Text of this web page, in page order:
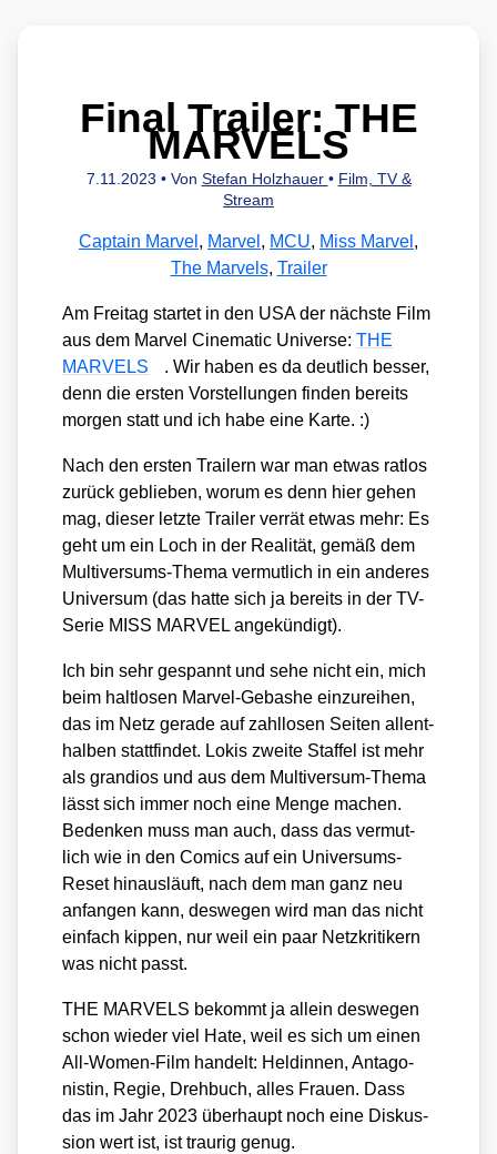
Final Trailer: THE
MARVELS
7.11.2023 • Von Stefan Holzhauer • Film, TV &
Stream
Captain Marvel , Marvel , MCU, Miss Marvel ,
The Marvels, Trailer
Am Frei­tag star­tet in den USA der nächs­te Film
aus dem Mar­vel Cine­ma­tic Uni­ver­se:THE
MARVELS
. Wir haben es da deut­lich bes­ser,
denn die ers­ten Vor­stel­lun­gen fin­den bereits
mor­gen statt und ich habe eine Kar­te. :)
Nach den ers­ten Trai­lern war man etwas rat­los
zurück geblie­ben, wor­um es denn hier gehen
mag, die­ser letz­te Trai­ler ver­rät etwas mehr: Es
geht um ein Loch in der Rea­li­tät, gemäß dem
Mul­ti­ver­sums-The­ma ver­mut­lich in ein ande­res
Uni­ver­sum (das hat­te sich ja bereits in der TV-
Serie MISS MARVEL ange­kün­digt).
Ich bin sehr gespannt und sehe nicht ein, mich
beim halt­lo­sen Mar­vel-Gebas­he ein­zu­rei­hen,
das im Netz gera­de auf zahl­lo­sen Sei­ten allent­
hal­ben statt­fin­det. Lokis zwei­te Staf­fel ist mehr
als gran­di­os und aus dem Mul­ti­ver­sum-The­ma
lässt sich immer noch eine Men­ge machen.
Beden­ken muss man auch, dass das ver­mut­
lich wie in den Comics auf ein Uni­ver­sums-
Reset hin­aus­läuft, nach dem man ganz neu
anfan­gen kann, des­we­gen wird man das nicht
ein­fach kip­pen, nur weil ein paar Netz­kri­ti­kern
was nicht passt.
THE MARVELS bekommt ja allein des­we­gen
schon wie­der viel Hate, weil es sich um einen
All-Women-Film han­delt: Hel­din­nen, Ant­ago­
nis­tin, Regie, Dreh­buch, alles Frau­en. Dass
das im Jahr 2023 über­haupt noch eine Dis­kus­
si­on wert ist, ist trau­rig genug.